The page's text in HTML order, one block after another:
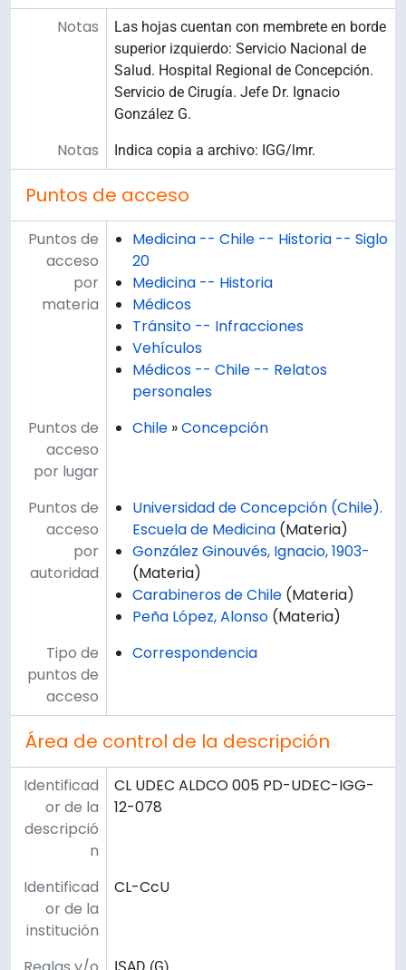
Notas
Las hojas cuentan con membrete en borde
superior izquierdo: Servicio Nacional de
Salud. Hospital Regional de Concepción.
Servicio de Cirugía. Jefe Dr. Ignacio
González G.
Notas Indica copia a archivo: IGG/lmr.
Puntos de acceso
Puntos de
acceso
por
materia
Medicina -- Chile -- Historia -- Siglo
20
Medicina -- Historia
Médicos
Tránsito -- Infracciones
Vehículos
Médicos -- Chile -- Relatos
personales
Puntos de
acceso
por lugar
Chile »Concepción
Puntos de
acceso
por
autoridad
Universidad de Concepción (Chile).
Escuela de Medicina (Materia)
González Ginouvés, Ignacio, 1903-
(Materia)
Carabineros de Chile (Materia)
Peña López, Alonso (Materia)
Tipo de
puntos de
acceso
Correspondencia
Área de control de la descripción
Identificad
or de la
descripció
n
CL UDEC ALDCO 005 PD-UDEC-IGG-
12-078
Identificad
or de la
institución
CL-CcU